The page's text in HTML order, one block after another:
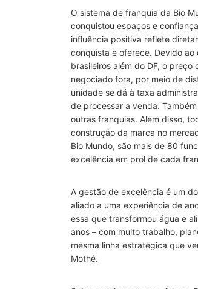
O sistema de franquia da Bio
conquistou espaços e
influência positiva reflete
conquista e oferece. Devido
brasileiros além do DF, o
negociado fora, por meio de
unidade se dá à taxa
de processar a venda.
outras franquias. Além disso,
construção da marca no
Bio Mundo, são mais de 80
excelência em prol de cada
A gestão de excelência é um
aliado a uma experiência de
essa que transformou água e
anos – com muito trabalho,
mesma linha estratégica que
Mothé.